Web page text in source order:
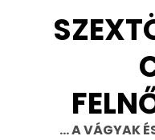
… A VÁGYAK